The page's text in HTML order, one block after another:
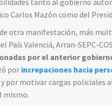
Carlos Mazón como del
otra manifestación, más
País Valenciá,Arran-SEPC-
por el anterior
por increpaciones hacia
por motivar cargas policiales
mismo.